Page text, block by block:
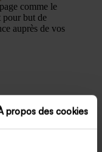
propos des cookies
comme le
pour but de
auprès de vos